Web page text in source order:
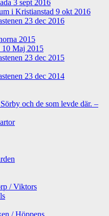
3 sept 2016
i Kristianstad 9 okt 2016
23 dec 2016
2015
10 Maj 2015
23 dec 2015
23 dec 2014
och de som levde där. –
/ Viktors